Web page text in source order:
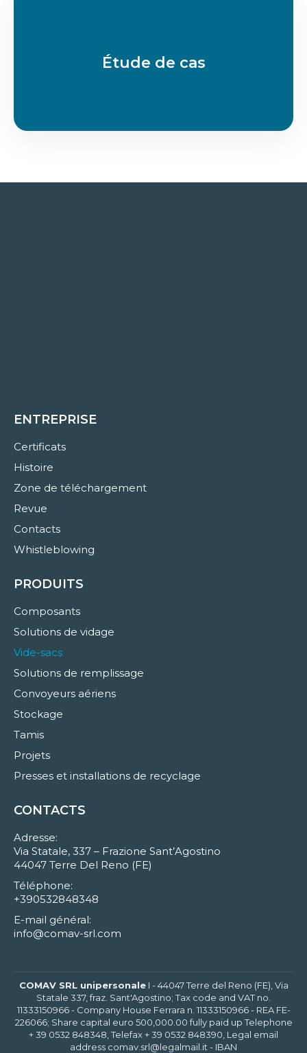
Étude de cas
ENTREPRISE
Certificats
Histoire
Zone de téléchargement
Revue
Contacts
Whistleblowing
PRODUITS
Composants
Solutions de vidage
Vide-sacs
Solutions de remplissage
Convoyeurs aériens
Stockage
Tamis
Projets
Presses et installations de recyclage
CONTACTS
Adresse:
Via Statale, 337 – Frazione Sant’Agostino
44047 Terre Del Reno (FE)
Téléphone:
+390532848348
E-mail général:
info@comav-srl.com
COMAV SRL unipersonaleI - 44047 Terre del Reno (FE), Via
Statale 337, fraz. Sant'Agostino; Tax code and VAT no.
11333150966 - Company House Ferrara n. 11333150966 - REA FE-
226066; Share capital euro 500,000.00 fully paid up Telephone
+ 39 0532 848348, Telefax + 39 0532 848390, Legal email
address comav.srl@legalmail.it - IBAN